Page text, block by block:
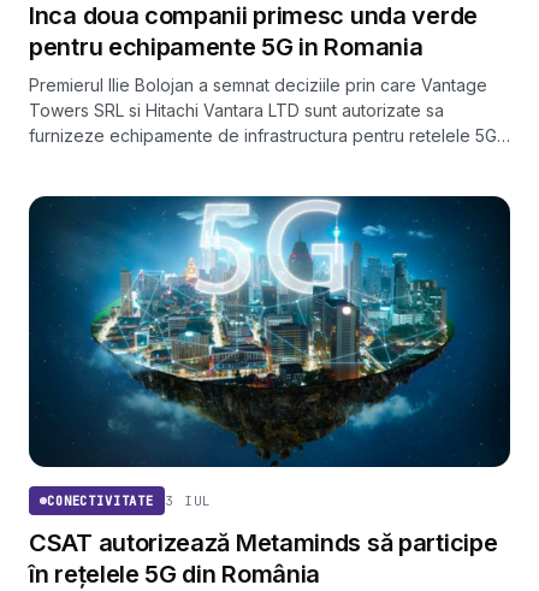
Inca doua companii primesc unda verde
pentru echipamente 5G in Romania
Premierul Ilie Bolojan a semnat deciziile prin care Vantage
Towers SRL si Hitachi Vantara LTD sunt autorizate sa
furnizeze echipamente de infrastructura pentru retelele 5G
CONECTIVITATE 3 IUL
CSAT autorizează Metaminds să participe
în rețelele 5G din România